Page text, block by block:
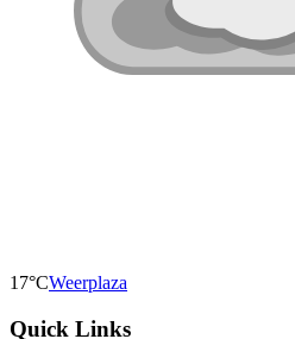
17°CWeerplaza
Quick Links